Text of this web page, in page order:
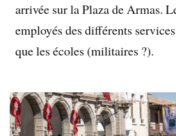
arrivée sur la Plaza de Armas.
employés des différents
que les écoles (militaires ?).